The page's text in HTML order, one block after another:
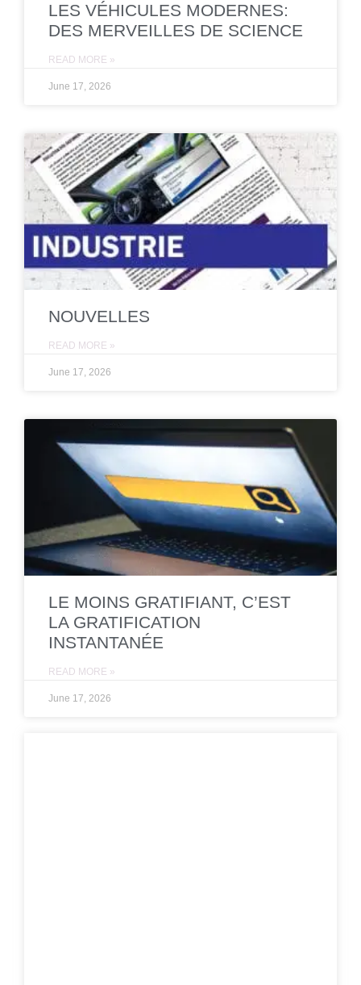
LES VÉHICULES MODERNES:
DES MERVEILLES DE SCIENCE
READ MORE »
June 17, 2026
NOUVELLES
READ MORE »
June 17, 2026
LE MOINS GRATIFIANT, C’EST
LA GRATIFICATION
INSTANTANÉE
READ MORE »
June 17, 2026